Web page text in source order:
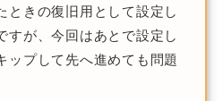
ときの復旧用として設定し
すが、今回はあとで設定し
ップして先へ進めても問題